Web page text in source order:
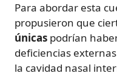
Para abordar esta
propusieron que
únicas podrían
deficiencias
la cavidad nasal